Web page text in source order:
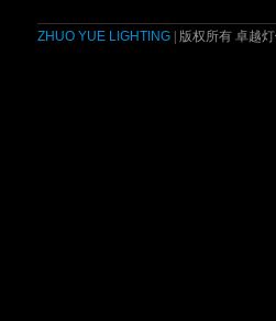
ZHUO YUE LIGHTING| 版权所有 卓越